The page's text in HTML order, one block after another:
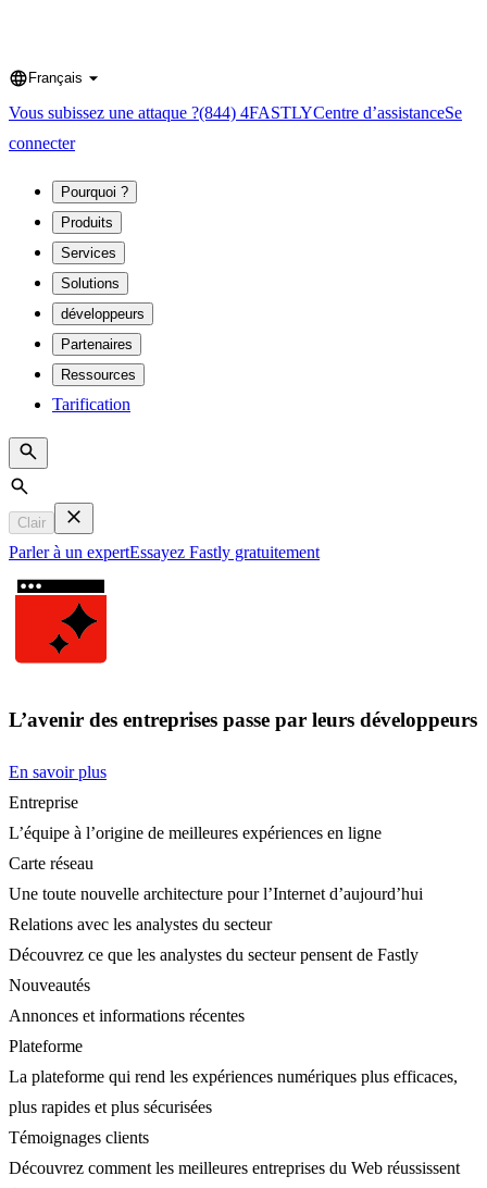
Language
Français
Vous subissez une attaque ?(844) 4FASTLYCentre d’assistanceSe
connecter
Pourquoi ?
Produits
Services
Solutions
développeurs
Partenaires
Ressources
Tarification
Search
Clair
Parler à un expertEssayez Fastly gratuitement
L’avenir des entreprises passe par leurs développeurs
En savoir plus
Entreprise
L’équipe à l’origine de meilleures expériences en ligne
Carte réseau
Une toute nouvelle architecture pour l’Internet d’aujourd’hui
Relations avec les analystes du secteur
Découvrez ce que les analystes du secteur pensent de Fastly
Nouveautés
Annonces et informations récentes
Plateforme
La plateforme qui rend les expériences numériques plus efficaces,
plus rapides et plus sécurisées
Témoignages clients
Découvrez comment les meilleures entreprises du Web réussissent